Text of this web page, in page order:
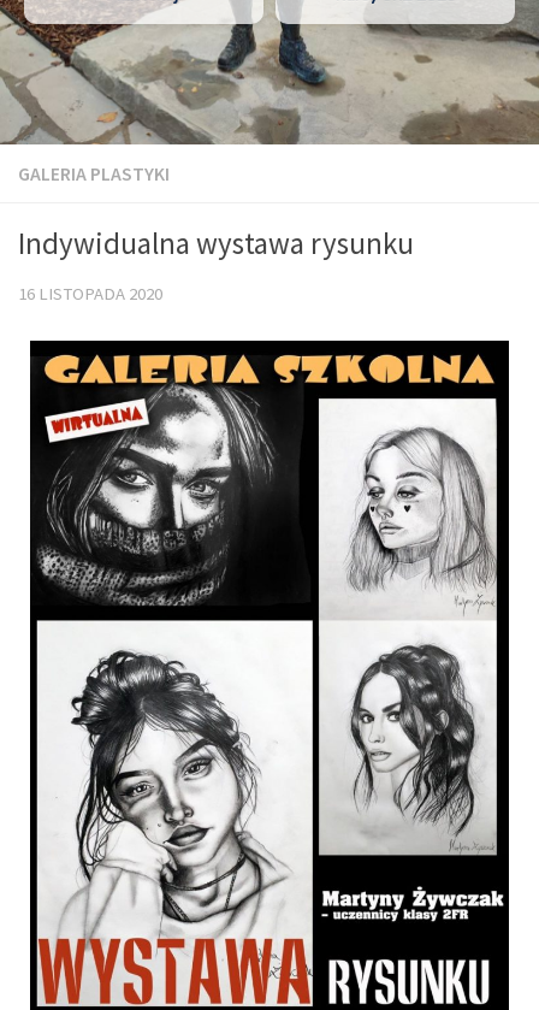
GALERIA PLASTYKI
Indywidualna wystawa rysunku
16 LISTOPADA 2020